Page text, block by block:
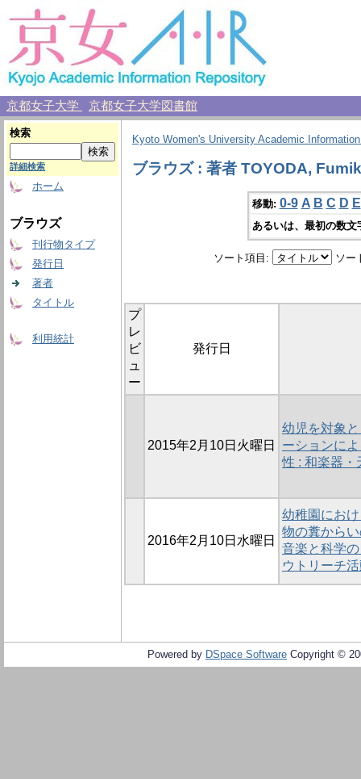
京都女子大学 京都女子大学図書館
検索
詳細検索
ホーム
ブラウズ
刊行物タイプ
発行日
著者
タイトル
利用統計
Kyoto Women's University Academic
ブラウズ : 著者 TOYODA,
移動: 0-9 A B C D E
あるいは、最初の数
ソート項目: ソー
プ
レ
ビ
ュ
ー
発行日
2015年2月10日火曜日
幼児を対象
ーションに
性 : 和楽器・
2016年2月10日水曜日
幼稚園にお
物の糞から
音楽と科学
ウトリーチ
Powered by DSpace Software Copyright ©